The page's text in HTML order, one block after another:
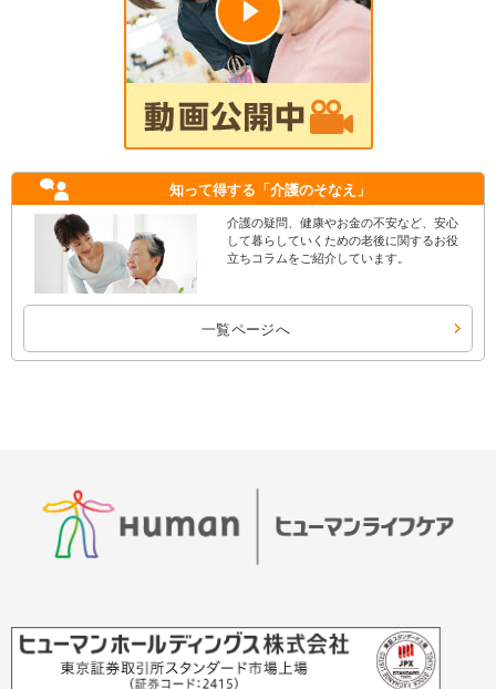
知って得する 「介護のそなえ」
介護の疑問、健康やお金の不安など、安心
して暮らしていくための老後に関するお役
立ちコラムをご紹介しています。
一覧ページへ